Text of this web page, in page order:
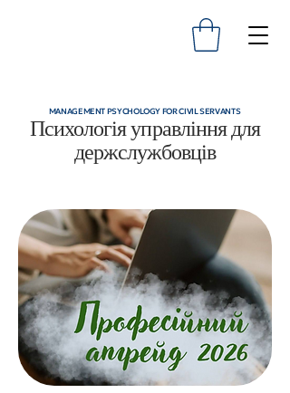
MANAGEMENT PSYCHOLOGY FOR CIVIL SERVANTS
Психологія управління для
держслужбовців